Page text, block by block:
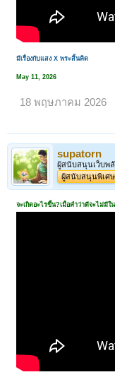
มีเรื่องกับแสง X พระสิ้นคิด
May 11, 2026
18 พฤษภาคม 2026
supatorn
ผู้สนับสนุนเว็บพลั
ผู้สนับสนุนพิเศษ
จะเกิดอะไรขึ้น?เมื่อคำว่าดีจะไม่